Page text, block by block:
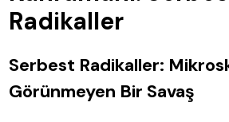
Radikaller
Serbest Radikaller:
Görünmeyen Bir Savaş